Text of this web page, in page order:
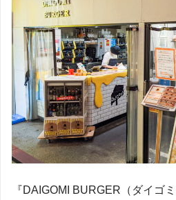
『DAIGOMI BURGER（ダイゴ